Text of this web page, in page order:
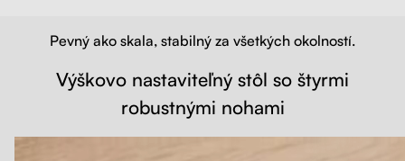
Pevný ako skala, stabilný za všetkých okolností.
Výškovo nastaviteľný stôl so štyrmi
robustnými nohami